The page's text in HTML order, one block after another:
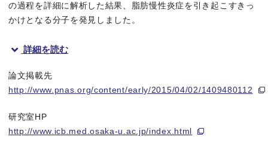
の過程を詳細に解析した結果、脂肪慢性炎症を引き起こすきっ
かけとなる分子を発見しました。
過栄養社会が進む近年、肥満の人の割合は増加の一途を辿って
まとめますと、今回の研究により、肥満に伴う脂肪慢性炎症の
詳細を読む
論文掲載先
http://www.pnas.org/content/early/2015/04/02/1409480112
研究室HP
http://www.icb.med.osaka-u.ac.jp/index.html